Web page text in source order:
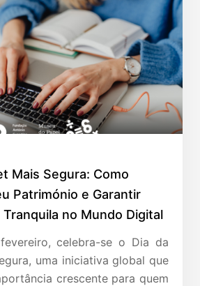
Mais Segura: Como
Património e Garantir
no Mundo Digital
celebra-se o Dia da
uma iniciativa global que
crescente para quem